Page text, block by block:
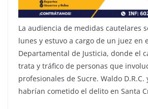
La audiencia de medidas cautelares
lunes y estuvo a cargo de un juez en
Departamental de Justicia, donde el
trata y tráfico de personas que
profesionales de Sucre. Waldo D.R.C.
habrían cometido el delito en Santa